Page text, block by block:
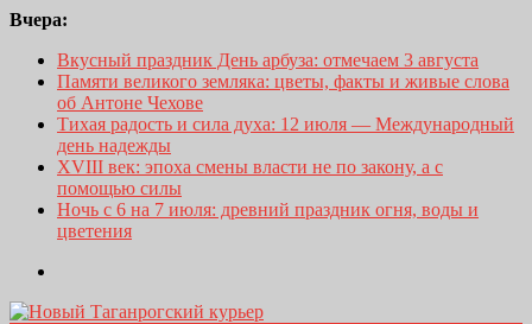
Вчера:
Вкусный праздник День арбуза: отмечаем 3 августа
Памяти великого земляка: цветы, факты и живые слова
об Антоне Чехове
Тихая радость и сила духа: 12 июля — Международный
день надежды
XVIII век: эпоха смены власти не по закону, а с
помощью силы
Ночь с 6 на 7 июля: древний праздник огня, воды и
цветения